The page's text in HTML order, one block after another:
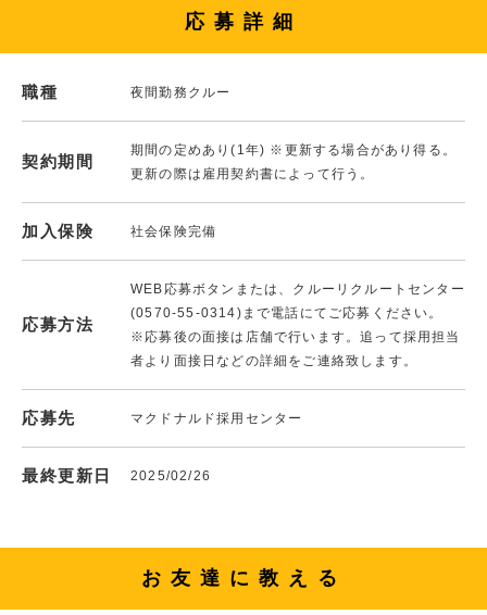
応募詳細
職種 夜間勤務クルー
契約期間
期間の定めあり(1年) ※更新する場合があり得る。
更新の際は雇用契約書によって行う。
加入保険 社会保険完備
応募方法
WEB応募ボタンまたは、クルーリクルートセンター
(0570-55-0314)まで電話にてご応募ください。
※応募後の面接は店舗で行います。追って採用担当
者より面接日などの詳細をご連絡致します。
応募先 マクドナルド採用センター
最終更新日 2025/02/26
お友達に教える